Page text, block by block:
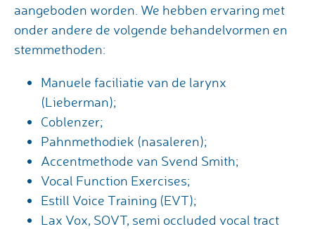
aangeboden worden. We hebben ervaring met
onder andere de volgende behandelvormen en
stemmethoden:
Manuele faciliatie van de larynx
(Lieberman);
Coblenzer;
Pahnmethodiek (nasaleren);
Accentmethode van Svend Smith;
Vocal Function Exercises;
Estill Voice Training (EVT);
Lax Vox, SOVT, semi occluded vocal tract